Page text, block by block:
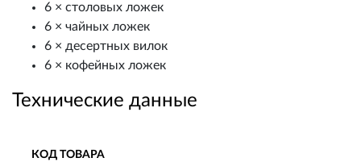
6 × столовых ложек
6 × чайных ложек
6 × десертных вилок
6 × кофейных ложек
Технические данные
КОД ТОВАРА